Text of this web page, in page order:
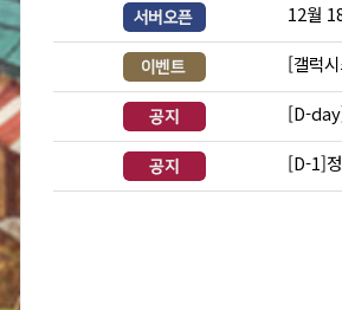
12월
[갤럭
[D-
[D-1]